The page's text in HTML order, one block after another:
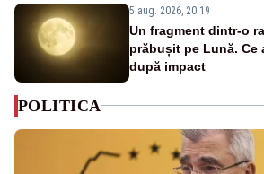
5 aug. 2026, 20:19
Un fragment dintr-o
prăbușit pe Lună. Ce
după impact
POLITICA